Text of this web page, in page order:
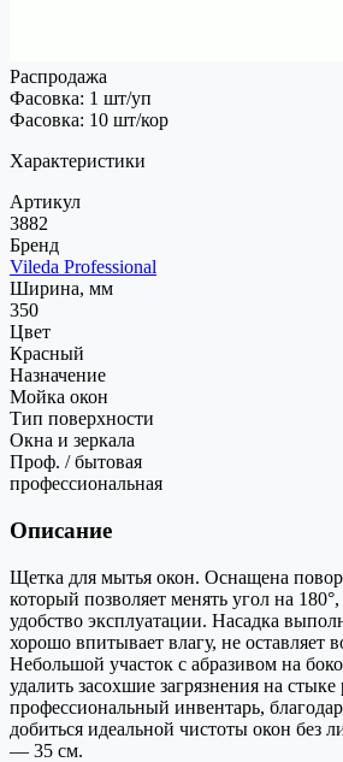
Распродажа
Фасовка: 1 шт/уп
Фасовка: 10 шт/кор
Характеристики
Артикул
3882
Бренд
Vileda Professional
Ширина, мм
350
Цвет
Красный
Назначение
Мойка окон
Тип поверхности
Окна и зеркала
Проф. / бытовая
профессиональная
Описание
Щетка для мытья окон. Оснащена
который позволяет менять угол на
удобство эксплуатации. Насадка
хорошо впитывает влагу, не оставляет
Небольшой участок с абразивом на
удалить засохшие загрязнения на
профессиональный инвентарь,
добиться идеальной чистоты окон без
— 35 см.